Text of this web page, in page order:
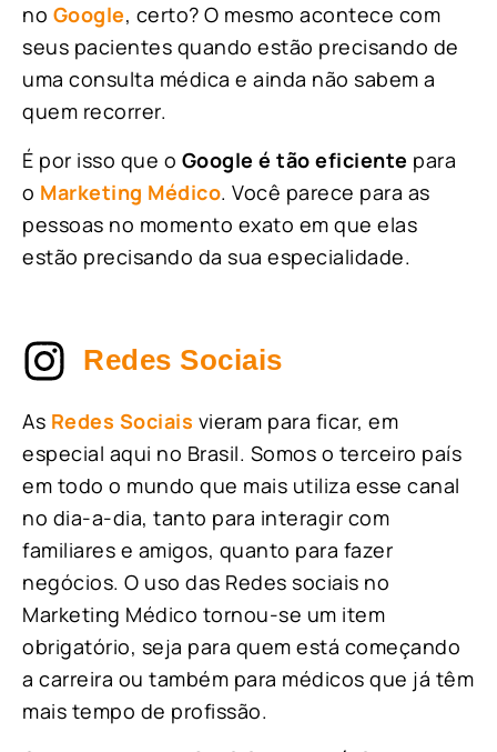
no Google, certo? O mesmo acontece com
seus pacientes quando estão precisando de
uma consulta médica e ainda não sabem a
quem recorrer.
É por isso que o Google é tão eficiente para
o Marketing Médico. Você parece para as
pessoas no momento exato em que elas
estão precisando da sua especialidade.
Redes Sociais
As Redes Sociais vieram para ficar, em
especial aqui no Brasil. Somos o terceiro país
em todo o mundo que mais utiliza esse canal
no dia-a-dia, tanto para interagir com
familiares e amigos, quanto para fazer
negócios. O uso das Redes sociais no
Marketing Médico tornou-se um item
obrigatório, seja para quem está começando
a carreira ou também para médicos que já têm
mais tempo de profissão.